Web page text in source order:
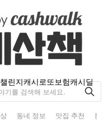
린지캐시로또보험캐시딜
동네 정보 맛집 추천 분